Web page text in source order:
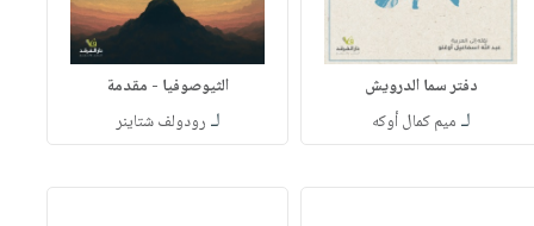
دفتر سما الدرويش
لـ ميم كمال أوكه
الثيوصوفيا - مقدمة
لـ رودولف شتاينر